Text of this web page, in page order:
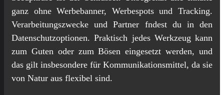
ganz ohne Werbebanner, Werbespots und Tracking.
Verarbeitungszwecke und Partner fndest du in den
Datenschutzoptionen. Praktisch jedes Werkzeug kann
zum Guten oder zum Bösen eingesetzt werden, und
das gilt insbesondere für Kommunikationsmittel, da sie
von Natur aus flexibel sind.